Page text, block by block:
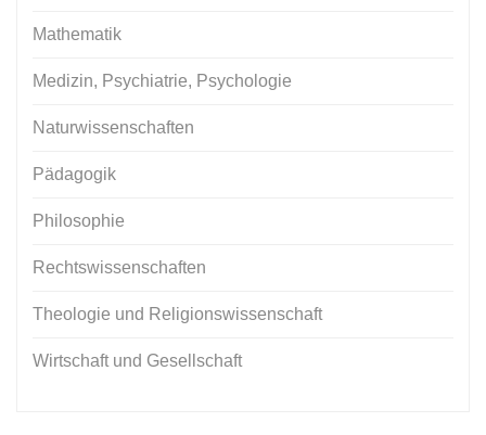
Mathematik
Medizin, Psychiatrie, Psychologie
Naturwissenschaften
Pädagogik
Philosophie
Rechtswissenschaften
Theologie und Religionswissenschaft
Wirtschaft und Gesellschaft